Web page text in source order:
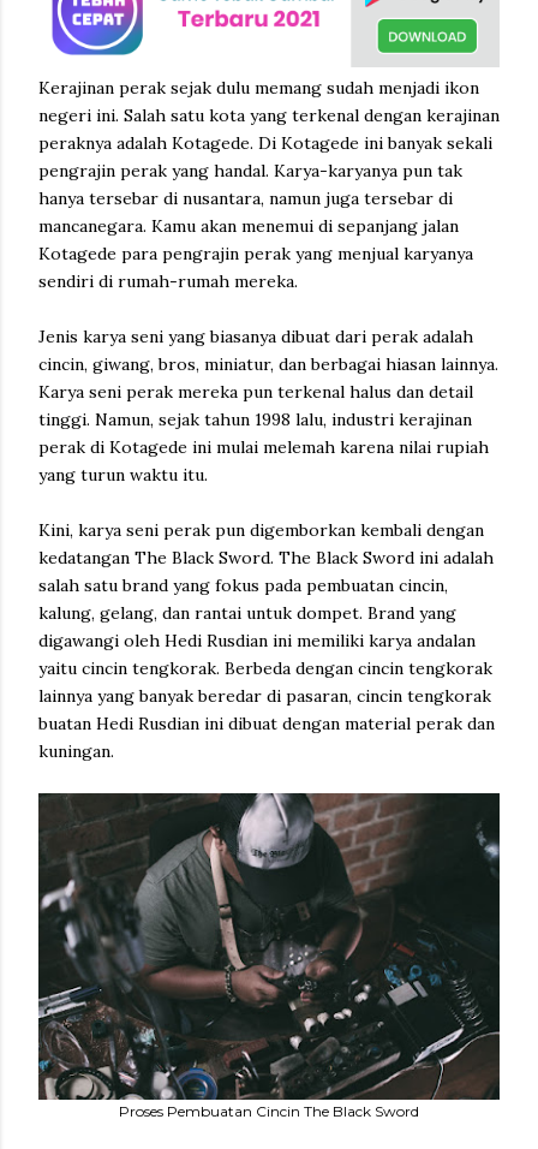
Kerajinan perak sejak dulu memang sudah menjadi ikon
negeri ini. Salah satu kota yang terkenal dengan kerajinan
peraknya adalah Kotagede. Di Kotagede ini banyak sekali
pengrajin perak yang handal. Karya-karyanya pun tak
hanya tersebar di nusantara, namun juga tersebar di
mancanegara. Kamu akan menemui di sepanjang jalan
Kotagede para pengrajin perak yang menjual karyanya
sendiri di rumah-rumah mereka.
Jenis karya seni yang biasanya dibuat dari perak adalah
cincin, giwang, bros, miniatur, dan berbagai hiasan lainnya.
Karya seni perak mereka pun terkenal halus dan detail
tinggi. Namun, sejak tahun 1998 lalu, industri kerajinan
perak di Kotagede ini mulai melemah karena nilai rupiah
yang turun waktu itu.
Kini, karya seni perak pun digemborkan kembali dengan
kedatangan The Black Sword. The Black Sword ini adalah
salah satu brand yang fokus pada pembuatan cincin,
kalung, gelang, dan rantai untuk dompet. Brand yang
digawangi oleh Hedi Rusdian ini memiliki karya andalan
yaitu cincin tengkorak. Berbeda dengan cincin tengkorak
lainnya yang banyak beredar di pasaran, cincin tengkorak
buatan Hedi Rusdian ini dibuat dengan material perak dan
kuningan.
Proses Pembuatan Cincin The Black Sword